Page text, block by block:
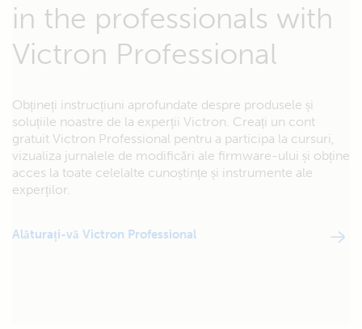
in the professionals with
Victron Professional
Obțineți instrucțiuni aprofundate despre produsele și
soluțiile noastre de la experții Victron. Creați un cont
gratuit Victron Professional pentru a participa la cursuri,
vizualiza jurnalele de modificări ale firmware-ului și obține
acces la toate celelalte cunoștințe și instrumente ale
experților.
Alăturați-vă Victron Professional